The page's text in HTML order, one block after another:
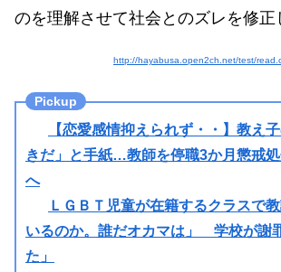
のを理解させて社会とのズレを修正
http://hayabusa.open2ch.net/test/
【恋愛感情抑えられず・・】教え
きだ」と手紙…教師を停職3か月懲戒
へ
ＬＧＢＴ児童が在籍するクラスで
いるのか。誰だオカマは」 学校が謝
た」